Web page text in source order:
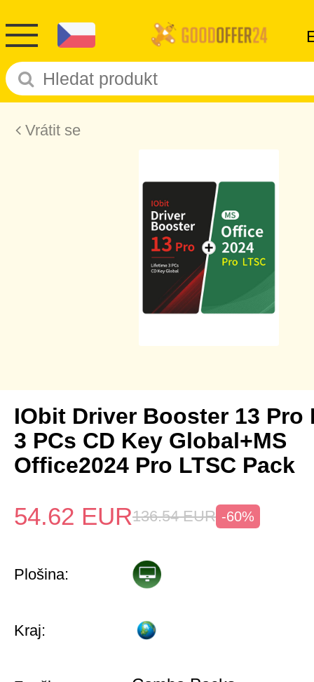
Vrátit se
IObit Driver Booster 13 Pro
3 PCs CD Key Global+MS
Office2024 Pro LTSC Pack
54.62 EUR136.54 EUR -60%
Plošina:
Kraj: